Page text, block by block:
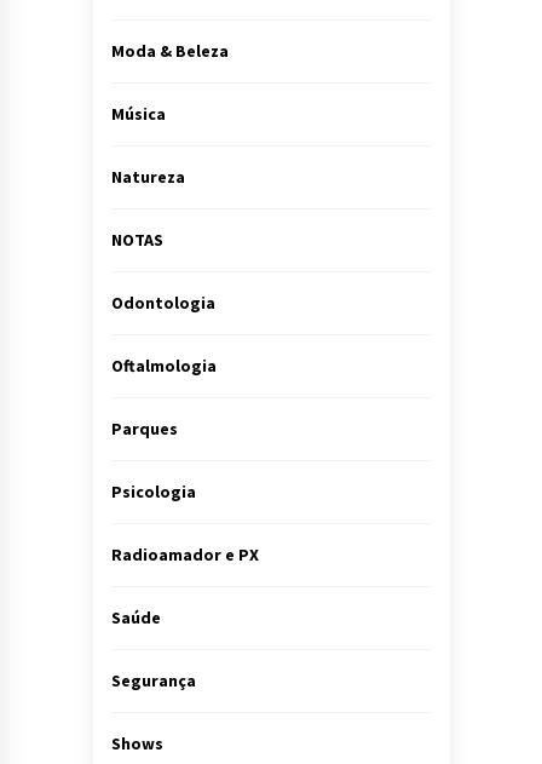
Moda & Beleza
Música
Natureza
NOTAS
Odontologia
Oftalmologia
Parques
Psicologia
Radioamador e PX
Saúde
Segurança
Shows